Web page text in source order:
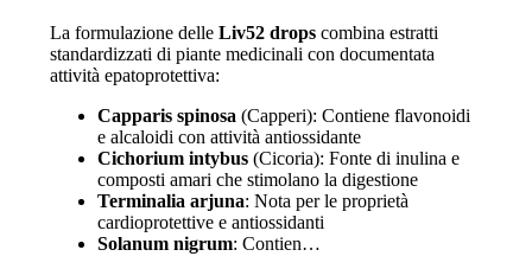
La formulazione delle Liv52 dropscombina estratti
standardizzati di piante medicinali con documentata
attività epatoprotettiva:
Capparis spinosa (Capperi): Contiene flavonoidi
e alcaloidi con attività antiossidante
Cichorium intybus(Cicoria): Fonte di inulina e
composti amari che stimolano la digestione
Terminalia arjuna: Nota per le proprietà
cardioprotettive e antiossidanti
Solanum nigrum: Contien…